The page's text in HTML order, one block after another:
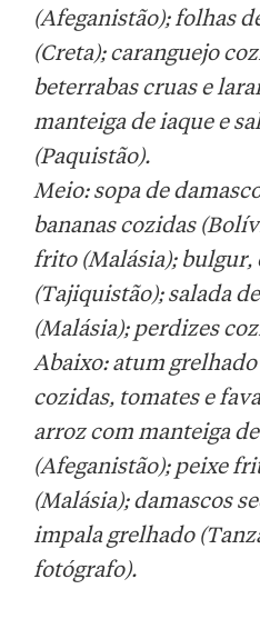
(Afeganistão); folhas
(Creta); caranguejo
beterrabas cruas e
manteiga de iaque e
(Paquistão).
Meio: sopa de
bananas cozidas
frito (Malásia); bulgur,
(Tajiquistão); salada
(Malásia); perdizes
Abaixo: atum
cozidas, tomates e
arroz com manteiga
(Afeganistão); peixe
(Malásia); damascos
impala grelhado
fotógrafo).